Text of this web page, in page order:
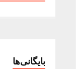
بایگانی‌ها